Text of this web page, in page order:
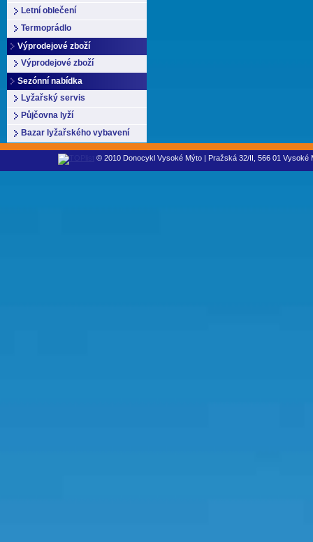
Letní oblečení
Termoprádlo
Výprodejové zboží
Výprodejové zboží
Sezónní nabídka
Lyžařský servis
Půjčovna lyží
Bazar lyžařského vybavení
© 2010 Donocykl Vysoké Mýto | Pražská 32/II, 566 01 Vysoké